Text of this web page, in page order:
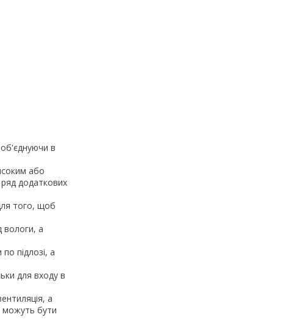
об'єднуючи в
або
додаткових
того, щоб
вологи, а
підлозі, а
для входу в
а
можуть бути